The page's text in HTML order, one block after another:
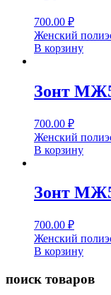
700.00 ₽
Женский
В корзину
Зонт
700.00 ₽
Женский
В корзину
Зонт
700.00 ₽
Женский
В корзину
поиск товаров